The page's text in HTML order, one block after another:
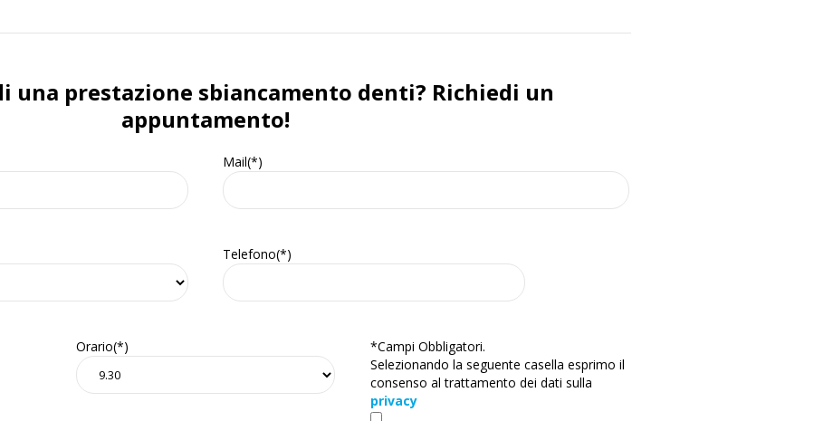
una prestazione sbiancamento denti? Richiedi un
appuntamento!
Mail(*)
Telefono(*)
Orario(*)
*Campi Obbligatori.
Selezionando la seguente casella esprimo il
consenso al trattamento dei dati sulla
privacy